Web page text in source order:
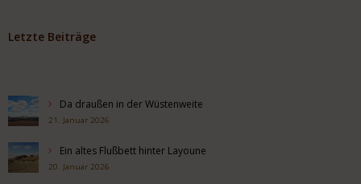
Letzte Beiträge
Da draußen in der Wüstenweite
21. Januar 2026
Ein altes Flußbett hinter Layoune
20. Januar 2026